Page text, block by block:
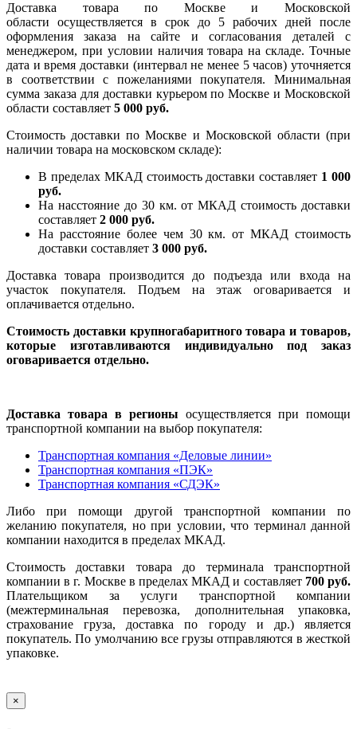
Доставка товара по Москве и Московской
области осуществляется в срок до 5 рабочих дней после
оформления заказа на сайте и согласования деталей с
менеджером, при условии наличия товара на складе. Точные
дата и время доставки (интервал не менее 5 часов) уточняется
в соответствии с пожеланиями покупателя. Минимальная
сумма заказа для доставки курьером по Москве и Московской
области составляет 5 000 руб.
Стоимость доставки по Москве и Московской области (при
наличии товара на московском складе):
В пределах МКАД стоимость доставки составляет 1 000
руб.
На насcтояние до 30 км. от МКАД стоимость доставки
составляет 2 000 руб.
На расстояние более чем 30 км. от МКАД стоимость
доставки составляет 3 000 руб.
Доставка товара производится до подъезда или входа на
участок покупателя. Подъем на этаж оговаривается и
оплачивается отдельно.
Стоимость доставки крупногабаритного товара и товаров,
которые изготавливаются индивидуально под заказ
оговаривается отдельно.
Доставка товара в регионы осуществляется при помощи
транспортной компании на выбор покупателя:
Транспортная компания «Деловые линии»
Транспортная компания «ПЭК»
Транспортная компания «СДЭК»
Либо при помощи другой транспортной компании по
желанию покупателя, но при условии, что терминал данной
компании находится в пределах МКАД.
Стоимость доставки товара до терминала транспортной
компании в г. Москве в пределах МКАД и составляет 700 руб.
Плательщиком за услуги транспортной компании
(межтерминальная перевозка, дополнительная упаковка,
страхование груза, доставка по городу и др.) является
покупатель. По умолчанию все грузы отправляются в жесткой
упаковке.
×